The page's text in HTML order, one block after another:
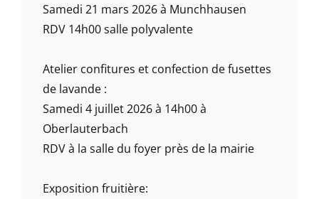
Samedi 21 mars 2026 à Munchhausen
RDV 14h00 salle polyvalente
Atelier confitures et confection de fusettes
de lavande :
Samedi 4 juillet 2026 à 14h00 à
Oberlauterbach
RDV à la salle du foyer près de la mairie
Exposition fruitière: